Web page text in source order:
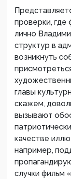
проверки, где
лично
структур в
возникнуть
главы
скажем,
вызывают
качестве
например,
случки фильм